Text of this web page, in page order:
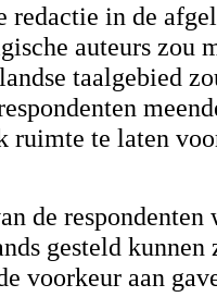
redactie in de
auteurs zou
taalgebied
ruimte te laten
de
gesteld
voorkeur aan